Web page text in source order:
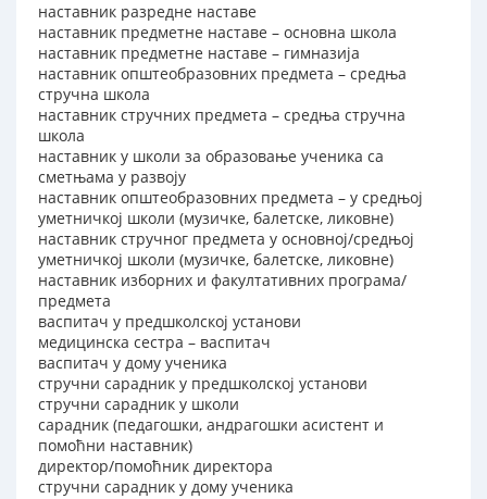
наставник разредне наставе
наставник предметне наставе – основна школа
наставник предметне наставе – гимназија
наставник општеобразовних предмета – средња
стручна школа
наставник стручних предмета – средња стручна
школа
наставник у школи за образовање ученика са
сметњама у развоју
наставник општеобразовних предмета – у средњој
уметничкој школи (музичке, балетске, ликовне)
наставник стручног предмета у основној/средњој
уметничкој школи (музичке, балетске, ликовне)
наставник изборних и факултативних програма/
предмета
васпитач у предшколској установи
медицинска сестра – васпитач
васпитач у дому ученика
стручни сарадник у предшколској установи
стручни сарадник у школи
сарадник (педагошки, андрагошки асистент и
помоћни наставник)
директор/помоћник директора
стручни сарадник у дому ученика